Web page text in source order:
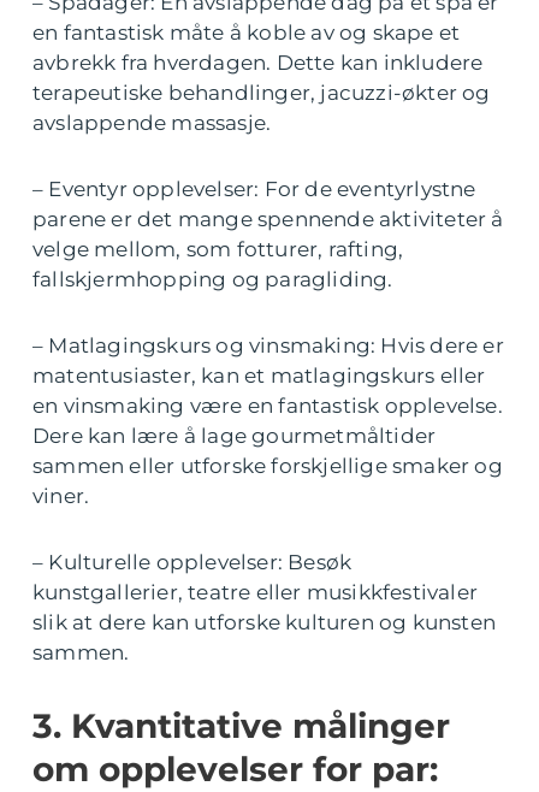
en fantastisk måte å koble av og skape et
avbrekk fra hverdagen. Dette kan inkludere
terapeutiske behandlinger, jacuzzi-økter og
avslappende massasje.
– Eventyr opplevelser: For de eventyrlystne
parene er det mange spennende aktiviteter å
velge mellom, som fotturer, rafting,
fallskjermhopping og paragliding.
– Matlagingskurs og vinsmaking: Hvis dere er
matentusiaster, kan et matlagingskurs eller
en vinsmaking være en fantastisk opplevelse.
Dere kan lære å lage gourmetmåltider
sammen eller utforske forskjellige smaker og
viner.
– Kulturelle opplevelser: Besøk
kunstgallerier, teatre eller musikkfestivaler
slik at dere kan utforske kulturen og kunsten
sammen.
3. Kvantitative målinger
om opplevelser for par: